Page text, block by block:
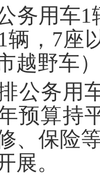
务用车1
辆，7座
越野车
公务用
预算持
、保险
展。